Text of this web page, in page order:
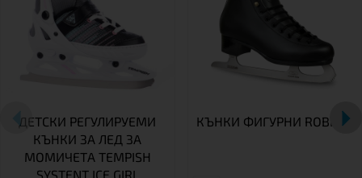
ДЕТСКИ РЕГУЛИРУЕМИ
КЪНКИ ЗА ЛЕД ЗА
МОМИЧЕТА TEMPISH
SYSTENT ICE GIRL
КЪНКИ ФИГУРНИ ROBIN